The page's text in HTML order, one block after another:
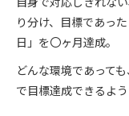
り分け、目標であっ
日」を〇ヶ月達成。
どんな環境であって
で目標達成できるよ